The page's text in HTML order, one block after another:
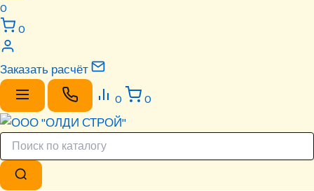
0
0
Заказать расчёт
0 0